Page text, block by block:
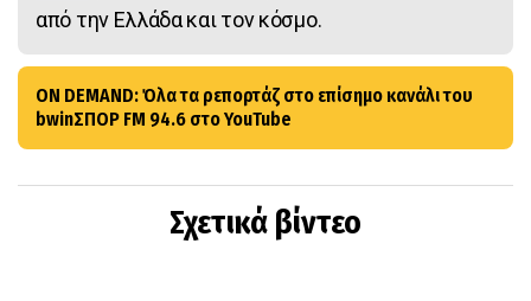
από την Ελλάδα και τον κόσμο.
ON DEMAND: Όλα τα ρεπορτάζ στο επίσημο κανάλι του
bwinΣΠΟΡ FM 94.6 στο YouTube
Σχετικά βίντεο